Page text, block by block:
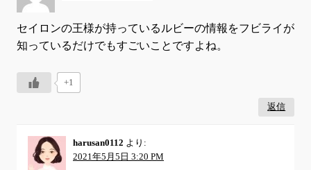
セイロンの王様が持っているルビーの情報をフビライが
知っているだけでもすごいことですよね。
+1
返信
harusan0112 より:
2021年5月5日 3:20 PM